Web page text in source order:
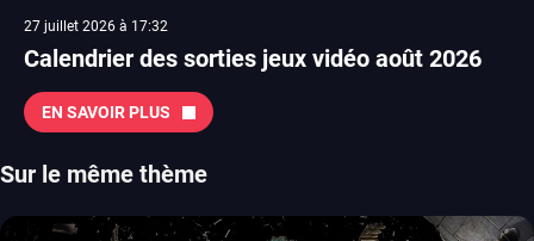
27 juillet 2026 à 17:32
Calendrier des sorties jeux vidéo août 2026
EN SAVOIR PLUS
Sur le même thème